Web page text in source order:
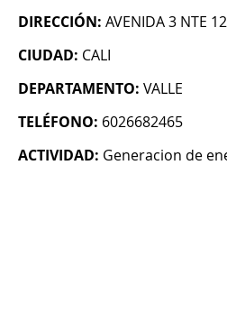
DIRECCIÓN: AVENIDA 3 NTE
CIUDAD: CALI
DEPARTAMENTO: VALLE
TELÉFONO: 6026682465
ACTIVIDAD: Generacion de